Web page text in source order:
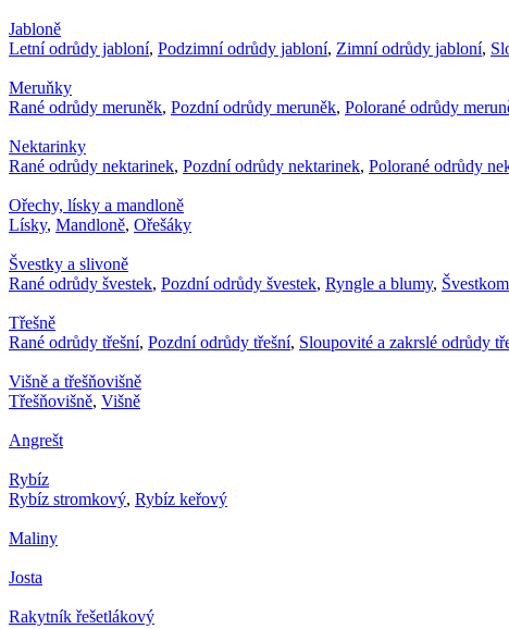
Jabloně
Letní odrůdy jabloní, Podzimní odrůdy jabloní, Zimní odrůdy jabloní,
Meruňky
Rané odrůdy meruněk, Pozdní odrůdy meruněk, Polorané odrůdy
Nektarinky
Rané odrůdy nektarinek, Pozdní odrůdy nektarinek, Polorané odrůdy
Ořechy, lísky a mandloně
Lísky, Mandloně, Ořešáky
Švestky a slivoně
Rané odrůdy švestek, Pozdní odrůdy švestek, Ryngle a blumy,
Třešně
Rané odrůdy třešní, Pozdní odrůdy třešní, Sloupovité a zakrslé odrůdy
Višně a třešňovišně
Třešňovišně, Višně
Angrešt
Rybíz
Rybíz stromkový, Rybíz keřový
Maliny
Josta
Rakytník řešetlákový